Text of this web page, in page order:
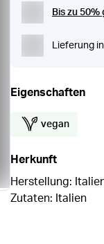
Bis zu
Lieferung
Eigenschaften
vegan
Herkunft
Herstellung:
Zutaten: Italien